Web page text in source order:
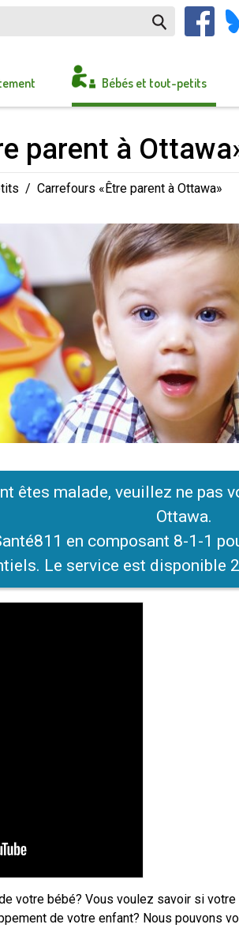
Bébés et tout-petits
parent à
/ Carrefours «Être parent à Ottawa»
êtes malade, veuillez ne pas
Ottawa.
en composant 8-1-1
Le service est disponible
votre bébé? Vous voulez savoir si
de votre enfant? Nous pouvons